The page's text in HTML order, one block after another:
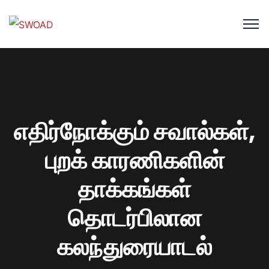
எதிர்நோக்கும் சவால்கள்,
புறக் காரணிகளின்
தாக்கங்கள்
தொடர்பிலான
கலந்துரையாடல்